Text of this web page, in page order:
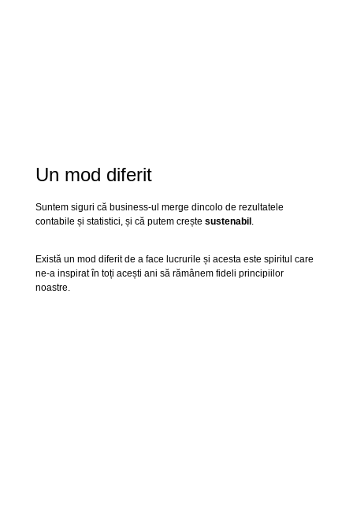
Un mod diferit
Suntem siguri că business-ul merge dincolo de rezultatele
contabile și statistici, și că putem crește sustenabil.
Există un mod diferit de a face lucrurile și acesta este spiritul care
ne-a inspirat în toți acești ani să rămânem fideli principiilor
noastre.